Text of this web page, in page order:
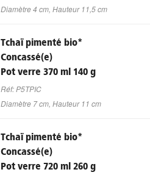
Diamètre 4 cm, Hauteur 11,5 cm
Tchaï pimenté bio*
Concassé(e)
Pot verre 370 ml 140 g
Réf: P5TPIC
Diamètre 7 cm, Hauteur 11 cm
Tchaï pimenté bio*
Concassé(e)
Pot verre 720 ml 260 g